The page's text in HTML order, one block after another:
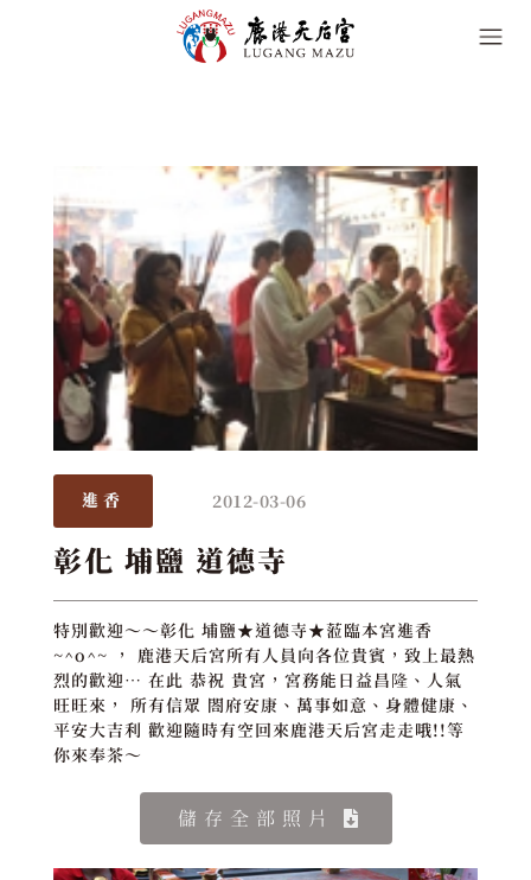
進香 2012-03-06
彰化 埔鹽 道德寺
特別歡迎～～彰化 埔鹽★道德寺★蒞臨本宮進香
~^o^~ ， 鹿港天后宮所有人員向各位貴賓，致上最熱
烈的歡迎… 在此 恭祝 貴宮，宮務能日益昌隆、人氣
旺旺來， 所有信眾 閤府安康、萬事如意、身體健康、
平安大吉利 歡迎隨時有空回來鹿港天后宮走走哦!!等
你來奉茶～
儲存全部照片